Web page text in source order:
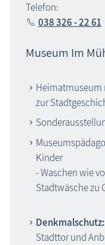
Telefon:
038 326 - 22 61
Museum Im
Heimatmuseum
zur
Kinder
- Waschen wie
Stadtwäsche zu
Denkmalschutz:
Stadttor und